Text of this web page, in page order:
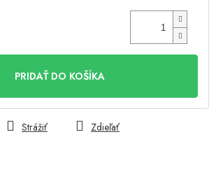
PRIDAŤ DO KOŠÍKA
Strážiť Zdieľať